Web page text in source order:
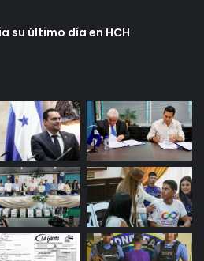
su último día en HCH